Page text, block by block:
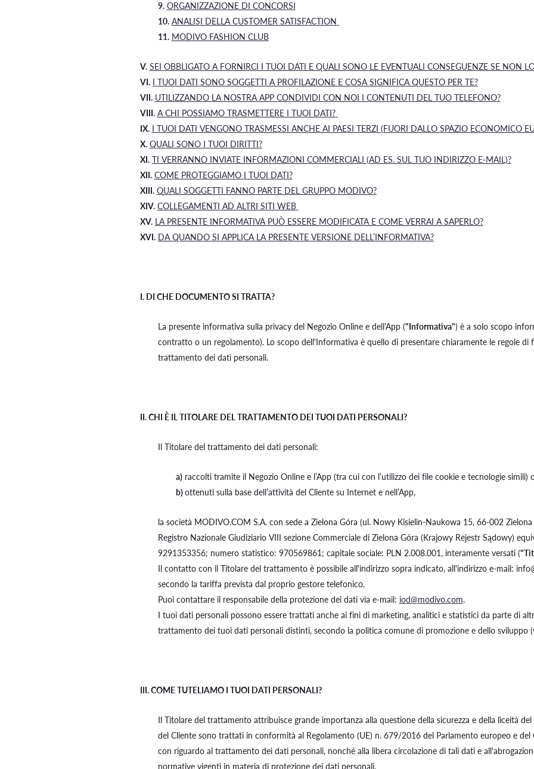
9. ORGANIZZAZIONE DI CONCORSI
10. ANALISI DELLA CUSTOMER SATISFACTION
11. MODIVO FASHION CLUB
V. SEI OBBLIGATO A FORNIRCI I TUOI DATI E QUALI SONO LE EVENTUALI CONSEGUENZE SE NON
VI. I TUOI DATI SONO SOGGETTI A PROFILAZIONE E COSA SIGNIFICA QUESTO PER TE?
VII. UTILIZZANDO LA NOSTRA APP CONDIVIDI CON NOI I CONTENUTI DEL TUO TELEFONO?
VIII. A CHI POSSIAMO TRASMETTERE I TUOI DATI?
IX. I TUOI DATI VENGONO TRASMESSI ANCHE AI PAESI TERZI (FUORI DALLO SPAZIO ECONOMICO
X. QUALI SONO I TUOI DIRITTI?
XI. TI VERRANNO INVIATE INFORMAZIONI COMMERCIALI (AD ES. SUL TUO INDIRIZZO E-MAIL)?
XII. COME PROTEGGIAMO I TUOI DATI?
XIII. QUALI SOGGETTI FANNO PARTE DEL GRUPPO MODIVO?
XIV. COLLEGAMENTI AD ALTRI SITI WEB
XV. LA PRESENTE INFORMATIVA PUÒ ESSERE MODIFICATA E COME VERRAI A SAPERLO?
XVI. DA QUANDO SI APPLICA LA PRESENTE VERSIONE DELL’INFORMATIVA?
I. DI CHE DOCUMENTO SI TRATTA?
La presente informativa sulla privacy del Negozio Online e dell'App ("Informativa") è a solo scopo
contratto o un regolamento). Lo scopo dell'Informativa è quello di presentare chiaramente le regole
trattamento dei dati personali.
II.CHI È IL TITOLARE DEL TRATTAMENTO DEI TUOI DATI PERSONALI?
Il Titolare del trattamento dei dati personali:
a)raccolti tramite il Negozio Online e l’App (tra cui con l’utilizzo dei file cookie e tecnologie
b)ottenuti sulla base dell’attività del Cliente su Internet e nell’App,
la società MODIVO.COM S.A. con sede a Zielona Góra (ul. Nowy Kisielin-Naukowa 15, 66-002
Registro Nazionale Giudiziario VIII sezione Commerciale di Zielona Góra (Krajowy Rejestr Sądowy)
9291353356; numero statistico: 970569861; capitale sociale: PLN 2.008.001, interamente versati (
Il contatto con il Titolare del trattamento è possibile all'indirizzo sopra indicato, all'indirizzo e-mail:
secondo la tariffa prevista dal proprio gestore telefonico.
Puoi contattare il responsabile della protezione dei dati via e-mail: iod@modivo.com.
I tuoi dati personali possono essere trattati anche ai fini di marketing, analitici e statistici da parte di
trattamento dei tuoi dati personali distinti, secondo la politica comune di promozione e dello sviluppo
III.COME TUTELIAMO I TUOI DATI PERSONALI?
Il Titolare del trattamento attribuisce grande importanza alla questione della sicurezza e della liceità
del Cliente sono trattati in conformità al Regolamento (UE) n. 679/2016 del Parlamento europeo e
con riguardo al trattamento dei dati personali, nonché alla libera circolazione di tali dati e
normative vigenti in materia di protezione dei dati personali.